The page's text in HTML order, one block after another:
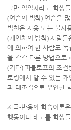
그만 일일지라도 학생
(연습의 법칙) 연습을
법친은 사용 또는 불사
(개인차의 법칙) 사람들
에 의하여 한 사람도 똑
을 각각 다른 방법으로
(기타) 파블로프의 조건
토링에서 알 수 있는 개
과 대조적으로 우연한
자극-반응의 학습이론
행동이나 태도를 학생